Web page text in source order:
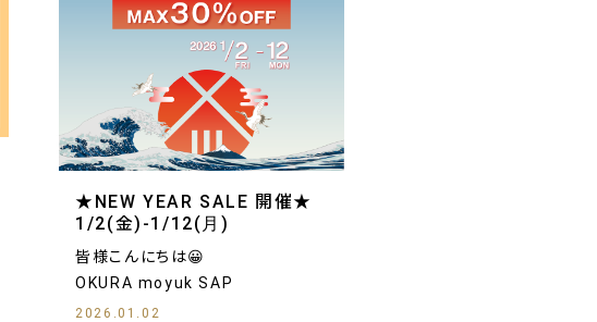
★NEW YEAR SALE 開催★
1/2(金)-1/12(月)
皆様こんにちは😀
OKURA moyuk SAP
2026.01.02